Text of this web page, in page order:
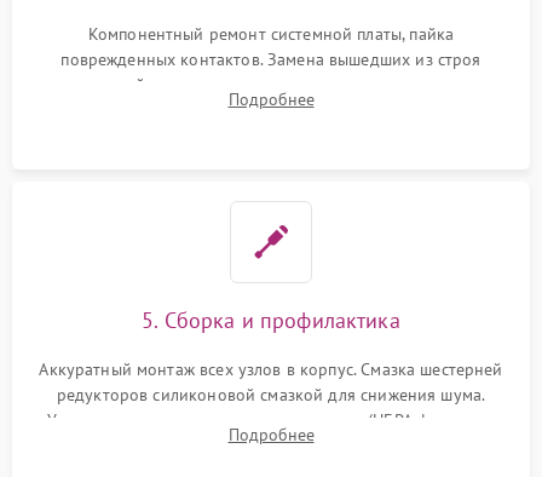
Компонентный ремонт системной платы, пайка
поврежденных контактов. Замена вышедших из строя
двигателей, изношенного аккумулятора, неисправного
лидара или помпы подачи воды. Восстановление шлейфов и
Подробнее
5. Сборка и профилактика
Аккуратный монтаж всех узлов в корпус. Смазка шестерней
редукторов силиконовой смазкой для снижения шума.
Установка новых расходных материалов (HEPA-фильтров,
микрофибры, щеток). Надежная фиксация разъемов и
Подробнее